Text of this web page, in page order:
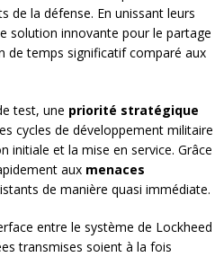
de la défense. En unissant leurs
solution innovante pour le partage
de temps significatif comparé aux
test, une priorité stratégique
cycles de développement militaire
initiale et la mise en service. Grâce
aux menaces
de manière quasi immédiate.
entre le système de Lockheed
transmises soient à la fois